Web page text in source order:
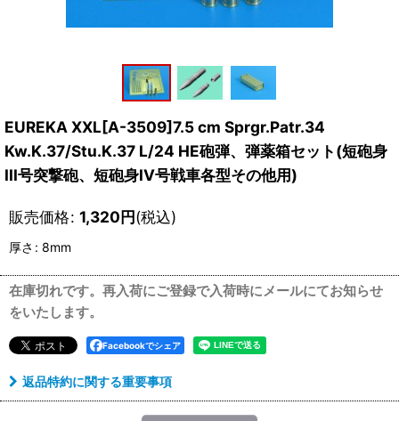
EUREKA XXL[A-3509]7.5 cm Sprgr.Patr.34
Kw.K.37/Stu.K.37 L/24 HE砲弾、弾薬箱セット(短砲身
III号突撃砲、短砲身IV号戦車各型その他用)
販売価格: 1,320円(税込)
厚さ : 8mm
在庫切れです。再入荷にご登録で入荷時にメールにてお知らせ
をいたします。
Facebookでシェア
返品特約に関する重要事項